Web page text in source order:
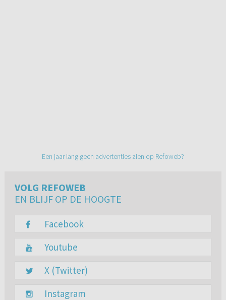
Een jaar lang geen advertenties zien op Refoweb?
VOLG REFOWEB
EN BLIJF OP DE HOOGTE
Facebook
Youtube
X (Twitter)
Instagram